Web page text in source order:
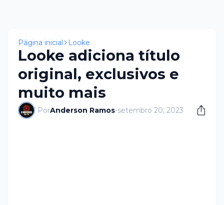
Página inicial Looke
Looke adiciona título
original, exclusivos e
muito mais
PorAnderson Ramos-setembro 20, 2023